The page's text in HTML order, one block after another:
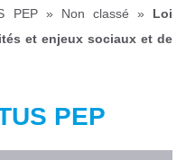
PEP» Non classé » Loi
et enjeux sociaux et de
PEP